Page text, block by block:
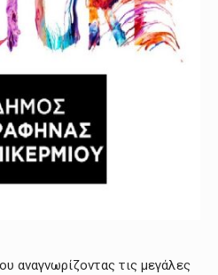
αναγνωρίζοντας τις μεγάλες